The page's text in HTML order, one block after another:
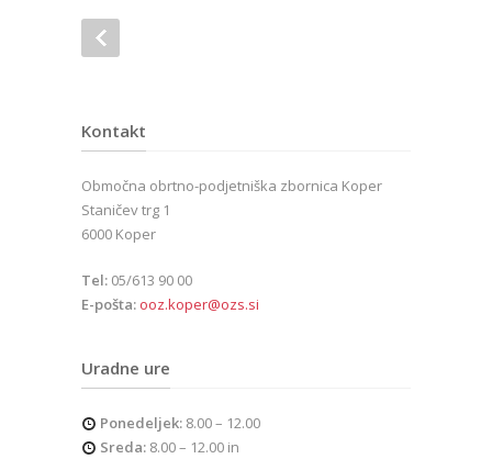
Kontakt
Območna obrtno-podjetniška zbornica Koper
Staničev trg 1
6000 Koper
Tel: 05/613 90 00
E-pošta: ooz.koper@ozs.si
Uradne ure
Ponedeljek: 8.00 – 12.00
Sreda: 8.00 – 12.00 in